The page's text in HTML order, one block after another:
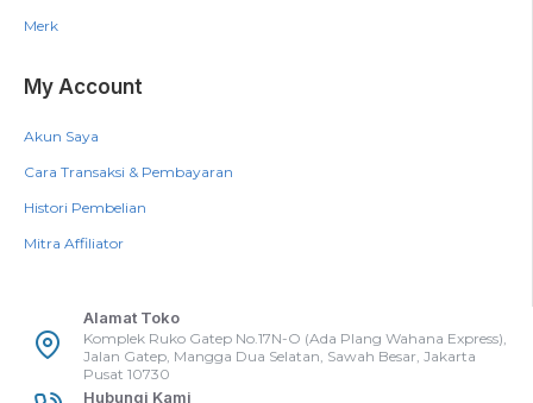
Merk
My Account
Akun Saya
Cara Transaksi & Pembayaran
Histori Pembelian
Mitra Affiliator
Alamat Toko
Komplek Ruko Gatep No.17N-O (Ada Plang Wahana Express),
Jalan Gatep, Mangga Dua Selatan, Sawah Besar, Jakarta
Pusat 10730
Hubungi Kami